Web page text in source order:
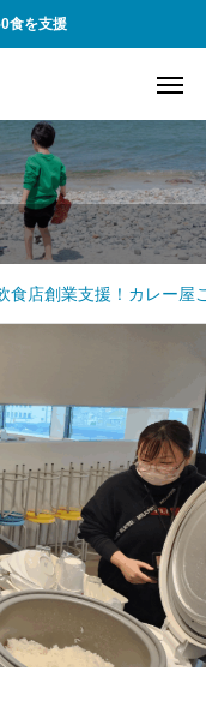
食を支援
食店創業支援！カレー屋